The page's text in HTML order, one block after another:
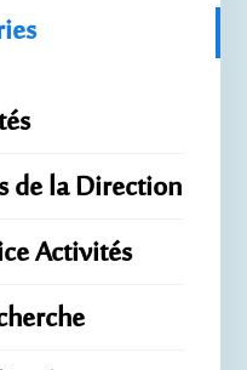
de la Direction
Activités